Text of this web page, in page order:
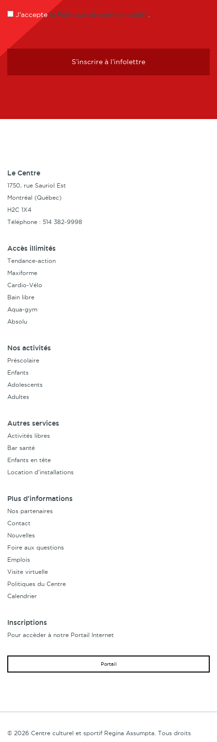
J'acceptela Politique de confidentialité
S’inscrire à l’infolettre
Le Centre
1750, rue Sauriol Est
Montréal (Québec)
H2C 1X4
Téléphone : 514 382-9998
Accès illimités
Tendance-action
Maxiforme
Cardio-Vélo
Bain libre
Aqua-gym
Absolu
Nos activités
Préscolaire
Enfants
Adolescents
Adultes
Autres services
Activités libres
Bar santé
Enfants en tête
Location d’installations
Plus d’informations
Nos partenaires
Contact
Nouvelles
Foire aux questions
Emplois
Visite virtuelle
Politiques du Centre
Calendrier
Inscriptions
Pour accèder à notre Portail Internet
Portail
© 2026 Centre culturel et sportif Regina Assumpta. Tous droits